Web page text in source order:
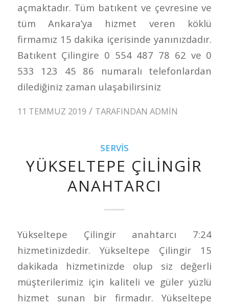
açmaktadır. Tüm batıkent ve çevresine ve
tüm Ankara’ya hizmet veren köklü
firmamız 15 dakika içerisinde yanınızdadır.
Batıkent Çilingire 0 554 487 78 62 ve 0
533 123 45 86 numaralı telefonlardan
dilediğiniz zaman ulaşabilirsiniz
11 TEMMUZ 2019 / TARAFINDAN ADMIN
SERVIS
YÜKSELTEPE ÇILINGIR
ANAHTARCI
Yükseltepe Çilingir anahtarcı 7:24
hizmetinizdedir. Yükseltepe Çilingir 15
dakikada hizmetinizde olup siz değerli
müşterilerimiz için kaliteli ve güler yüzlü
hizmet sunan bir firmadır. Yükseltepe